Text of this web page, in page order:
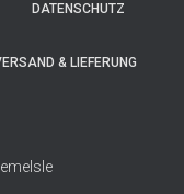
DATENSCHUTZ
& LIEFERUNG